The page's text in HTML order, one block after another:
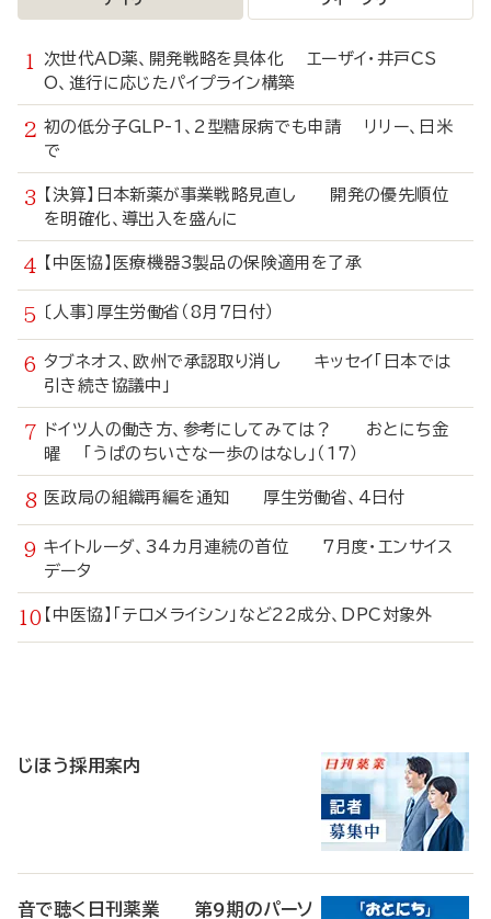
次世代AD薬、開発戦略を具体化 エーザイ・井戸CS
O、進行に応じたパイプライン構築
初の低分子GLP-1、2型糖尿病でも申請 リリー、日米
で
【決算】日本新薬が事業戦略見直し 開発の優先順位
を明確化、導出入を盛んに
【中医協】医療機器3製品の保険適用を了承
〔人事〕厚生労働省（8月7日付）
タブネオス、欧州で承認取り消し キッセイ「日本では
引き続き協議中」
ドイツ人の働き方、参考にしてみては？ おとにち金
曜 「うぱのちいさな一歩のはなし」（17）
医政局の組織再編を通知 厚生労働省、4日付
キイトルーダ、34カ月連続の首位 7月度・エンサイス
データ
【中医協】「テロメライシン」など22成分、DPC対象外
じほう採用案内
音で聴く日刊薬業 第9期のパーソ